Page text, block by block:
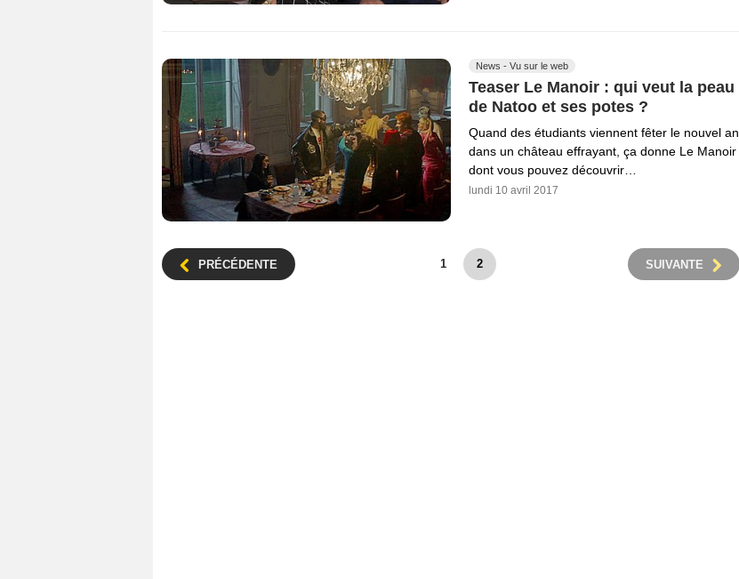
News - Vu sur le web
Teaser Le Manoir : qui veut la peau
de Natoo et ses potes ?
Quand des étudiants viennent fêter le nouvel an
dans un château effrayant, ça donne Le Manoir
dont vous pouvez découvrir…
lundi 10 avril 2017
PRÉCÉDENTE SUIVANTE
1 2